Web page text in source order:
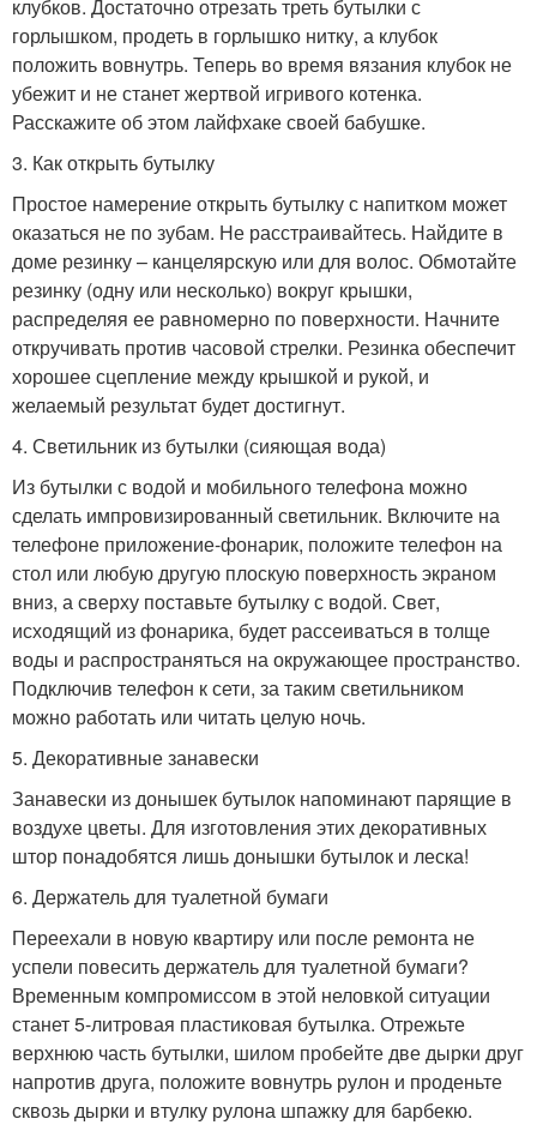
клубков. Достаточно отрезать треть бутылки с
горлышком, продеть в горлышко нитку, а клубок
положить вовнутрь. Теперь во время вязания клубок не
убежит и не станет жертвой игривого котенка.
Расскажите об этом лайфхаке своей бабушке.
3. Как открыть бутылку
Простое намерение открыть бутылку с напитком может
оказаться не по зубам. Не расстраивайтесь. Найдите в
доме резинку – канцелярскую или для волос. Обмотайте
резинку (одну или несколько) вокруг крышки,
распределяя ее равномерно по поверхности. Начните
откручивать против часовой стрелки. Резинка обеспечит
хорошее сцепление между крышкой и рукой, и
желаемый результат будет достигнут.
4. Светильник из бутылки (сияющая вода)
Из бутылки с водой и мобильного телефона можно
сделать импровизированный светильник. Включите на
телефоне приложение-фонарик, положите телефон на
стол или любую другую плоскую поверхность экраном
вниз, а сверху поставьте бутылку с водой. Свет,
исходящий из фонарика, будет рассеиваться в толще
воды и распространяться на окружающее пространство.
Подключив телефон к сети, за таким светильником
можно работать или читать целую ночь.
5. Декоративные занавески
Занавески из донышек бутылок напоминают парящие в
воздухе цветы. Для изготовления этих декоративных
штор понадобятся лишь донышки бутылок и леска!
6. Держатель для туалетной бумаги
Переехали в новую квартиру или после ремонта не
успели повесить держатель для туалетной бумаги?
Временным компромиссом в этой неловкой ситуации
станет 5-литровая пластиковая бутылка. Отрежьте
верхнюю часть бутылки, шилом пробейте две дырки друг
напротив друга, положите вовнутрь рулон и проденьте
сквозь дырки и втулку рулона шпажку для барбекю.